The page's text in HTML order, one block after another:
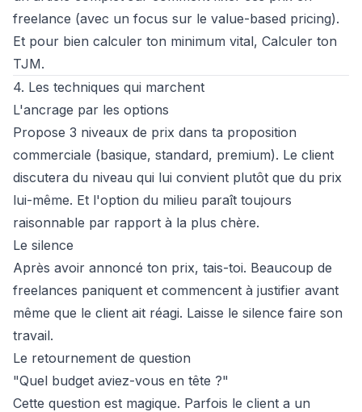
freelance (avec un focus sur le value-based pricing).
Et pour bien calculer ton minimum vital, Calculer ton
TJM.
4. Les techniques qui marchent
L'ancrage par les options
Propose 3 niveaux de prix dans ta proposition
commerciale (basique, standard, premium). Le client
discutera du niveau qui lui convient plutôt que du prix
lui-même. Et l'option du milieu paraît toujours
raisonnable par rapport à la plus chère.
Le silence
Après avoir annoncé ton prix, tais-toi. Beaucoup de
freelances paniquent et commencent à justifier avant
même que le client ait réagi. Laisse le silence faire son
travail.
Le retournement de question
"Quel budget aviez-vous en tête ?"
Cette question est magique. Parfois le client a un